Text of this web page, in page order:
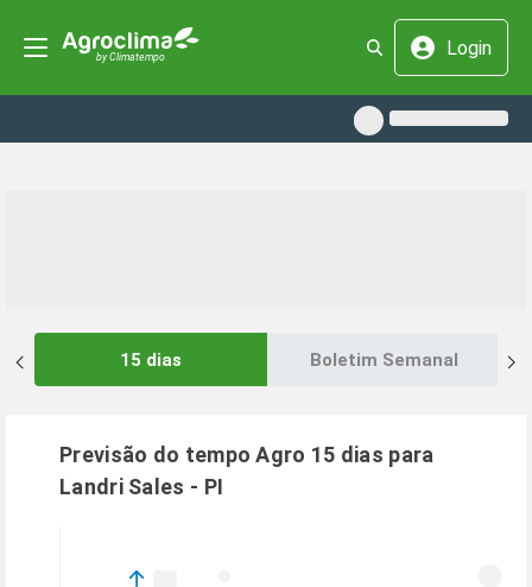
Login
15 dias Boletim Semanal
Previsão do tempo Agro 15 dias para
Landri Sales - PI